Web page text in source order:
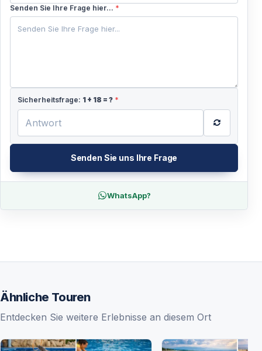
+49
Senden Sie Ihre Frage hier... *
Sicherheitsfrage: 1 + 18 = ? *
Senden Sie uns Ihre Frage
WhatsApp?
Ähnliche Touren
Entdecken Sie weitere Erlebnisse an diesem Ort